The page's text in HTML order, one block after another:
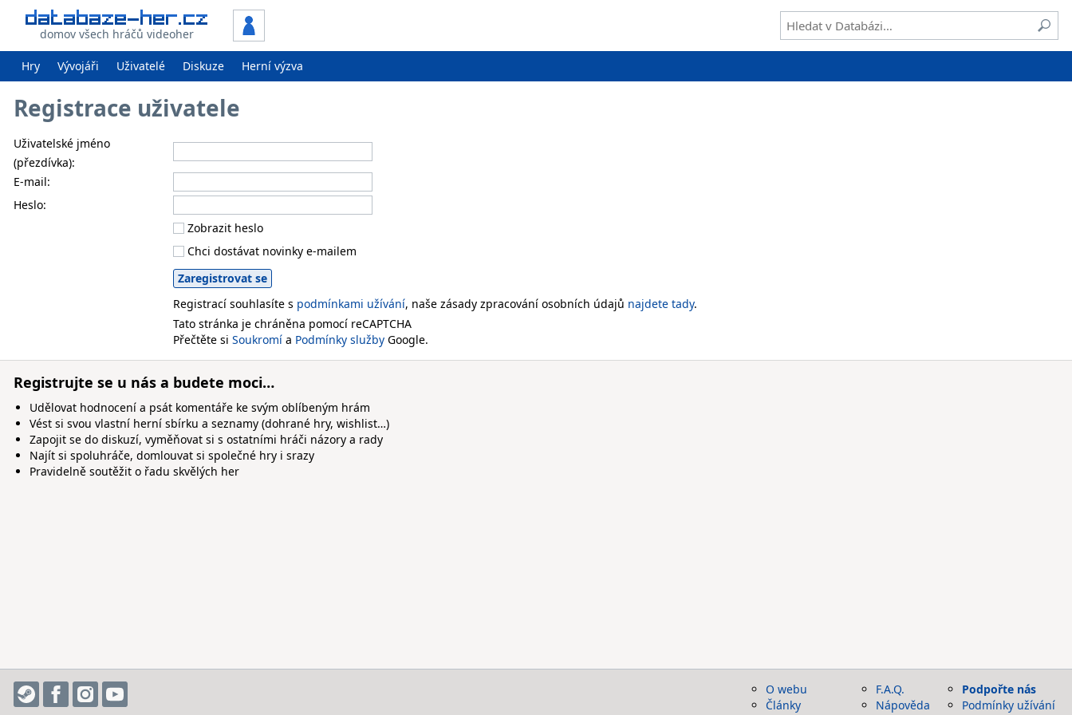
domov všech hráčů videoher
Hry Vývojáři Uživatelé Diskuze Herní výzva
Registrace uživatele
Uživatelské jméno
(přezdívka):
E-mail:
Heslo:
Zobrazit heslo
Chci dostávat novinky e-mailem
Registrací souhlasíte s podmínkami užívání, naše zásady zpracování osobních údajů najdete tady.
Tato stránka je chráněna pomocí reCAPTCHA
Přečtěte si Soukromí a Podmínky služby Google.
Registrujte se u nás a budete moci…
Udělovat hodnocení a psát komentáře ke svým oblíbeným hrám
Vést si svou vlastní herní sbírku a seznamy (dohrané hry, wishlist…)
Zapojit se do diskuzí, vyměňovat si s ostatními hráči názory a rady
Najít si spoluhráče, domlouvat si společné hry i srazy
Pravidelně soutěžit o řadu skvělých her
O webu
Články
F.A.Q.
Nápověda
Podpořte nás
Podmínky užívání